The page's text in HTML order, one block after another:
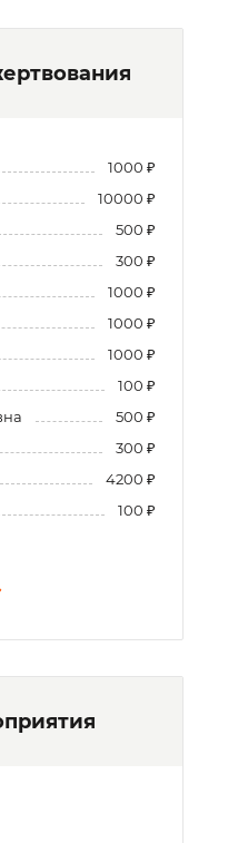
1000 ₽
10000 ₽
500 ₽
300 ₽
1000 ₽
1000 ₽
1000 ₽
100 ₽
500 ₽
300 ₽
4200 ₽
100 ₽